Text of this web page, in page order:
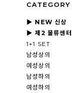
CATEGORY
▶ NEW 신상
▶ 제2 물류센터
1+1 SET
남성상의
여성상의
남성하의
여성하의